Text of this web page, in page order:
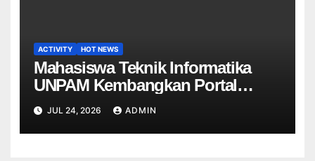
ACTIVITY HOT NEWS
Mahasiswa Teknik Informatika
UNPAM Kembangkan Portal
Informasi Sekolah Berbasis Web
untuk SDN Curug 4
JUL 24, 2026 ADMIN